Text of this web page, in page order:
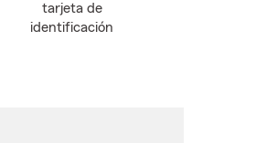
tarjeta de
identificación